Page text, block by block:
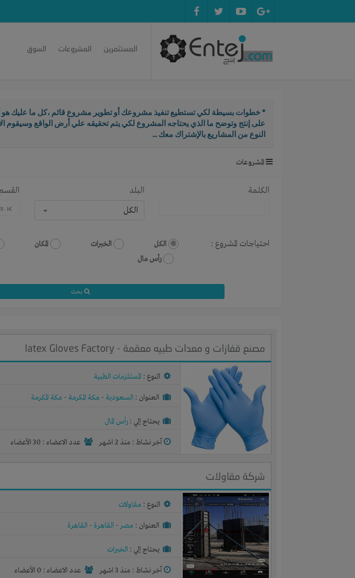
المستثمرين المشروعات السوق
* خطوات بسيطة لكي تستطيع تنفيذ مشروعك أو تطوير مشروع قائم ،كل ما عليك
على إنتج وتوضح ما الذي يحتاجه المشروع لكي يتم تحقيقه علي أرض الواقع وسيقوم
النوع من المشاريع بالإشتراك معك ...
المشروعات
الكلمة
البلد
الكل
احتياجات المشروع : الكل الخبرات المكان
رأس مال
بحث
مصنع قفازات و معدات طبيه معقمة - latex Gloves Factory
النوع : المستلزمات الطبية
العنوان : السعودية - مكة المكرمة - مكة المكرمة
يحتاج إلي : رأس المال
آخر نشاط : منذ 2 اشهر عدد الاعضاء : 30 الأعضاء
شركة مقاولات
النوع : مقاولات
العنوان : مصر- القاهرة - القاهرة
يحتاج إلي : الخبرات
آخر نشاط : منذ 3 اشهر عدد الاعضاء : 0 الأعضاء